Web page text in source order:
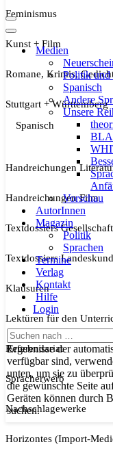
Navigationsmenü
Navigationsmenü
Medien
Politik
Spanisch
Andere
Unsere
Vorschau
AutorInnen
Magazin
Politik
Sprachen
Termine
Verlag
Kontakt
Hilfe
Login
Suchen
nach …
Ergebnisse der
verfügbar sind,
unten, um sie zu
die gewünschte Seite
Geräten können durch
suchen.
Feminismus
Kunst + Film
Romane, Krimis,
Stuttgart + Württemberg
Spanisch
Handreichungen
Handreichungen Film
Textdossiers Gesellschaft
Textdossiers
Klausuren
Lektüren für den
Referendariat
Spracherwerb
Nachschlagewerke
Horizontes (Import-